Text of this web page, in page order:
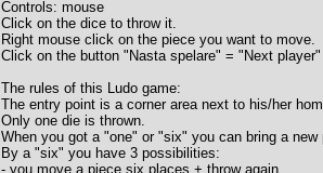
Controls: mouse
Click on the dice to throw it.
Right mouse click on the piece you want to move.
Click on the button "Nasta spelare" = "Next
The rules of this Ludo game:
The entry point is a corner area next to his/her
Only one die is thrown.
When you got a "one" or "six" you can bring a new
By a "six" you have 3 possibilities:
- you move a piece six places + throw again